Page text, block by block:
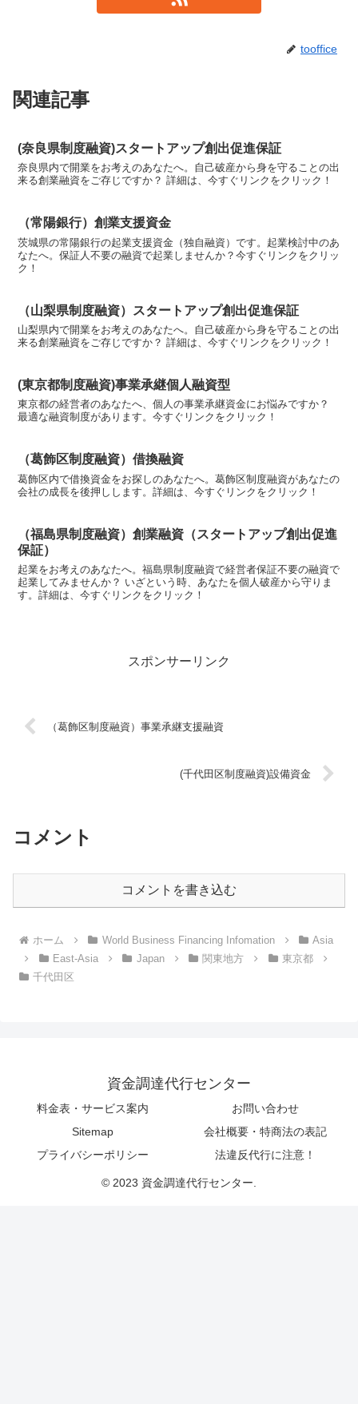
tooffice
関連記事
(奈良県制度融資)スタートアップ創出促進保証
奈良県内で開業をお考えのあなたへ。自己破産から身を守ることの出
来る創業融資をご存じですか？ 詳細は、今すぐリンクをクリック！
（常陽銀行）創業支援資金
茨城県の常陽銀行の起業支援資金（独自融資）です。起業検討中のあ
なたへ。保証人不要の融資で起業しませんか？今すぐリンクをクリッ
ク！
（山梨県制度融資）スタートアップ創出促進保証
山梨県内で開業をお考えのあなたへ。自己破産から身を守ることの出
来る創業融資をご存じですか？ 詳細は、今すぐリンクをクリック！
(東京都制度融資)事業承継個人融資型
東京都の経営者のあなたへ、個人の事業承継資金にお悩みですか？
最適な融資制度があります。今すぐリンクをクリック！
（葛飾区制度融資）借換融資
葛飾区内で借換資金をお探しのあなたへ。葛飾区制度融資があなたの
会社の成長を後押しします。詳細は、今すぐリンクをクリック！
（福島県制度融資）創業融資（スタートアップ創出促進
保証）
起業をお考えのあなたへ。福島県制度融資で経営者保証不要の融資で
起業してみませんか？ いざという時、あなたを個人破産から守りま
す。詳細は、今すぐリンクをクリック！
スポンサーリンク
（葛飾区制度融資）事業承継支援融資
(千代田区制度融資)設備資金
コメント
コメントを書き込む
ホーム World Business Financing Infomation
Asia
East-Asia
Japan 関東地方
東京都
千代田区
資金調達代行センター
料金表・サービス案内
お問い合わせ
Sitemap
会社概要・特商法の表記
プライバシーポリシー
法違反代行に注意！
© 2023 資金調達代行センター.